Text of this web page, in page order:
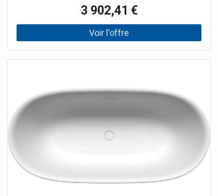
Deux inclinaisons de dos identiques Avec bonde centrale à
ouverture par poussée, avec couvercle de bonde en émail
Avec débordement de conception Remarque d'installation
: L'espace libre sous la baignoire permet une installation
3 902,41 €